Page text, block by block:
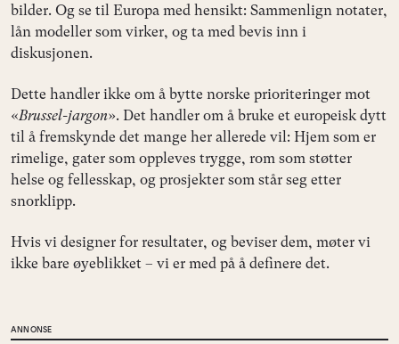
bilder. Og se til Europa med hensikt: Sammenlign notater,
lån modeller som virker, og ta med bevis inn i
diskusjonen.
Dette handler ikke om å bytte norske prioriteringer mot
«Brussel-jargon». Det handler om å bruke et europeisk dytt
til å fremskynde det mange her allerede vil: Hjem som er
rimelige, gater som oppleves trygge, rom som støtter
helse og fellesskap, og prosjekter som står seg etter
snorklipp.
Hvis vi designer for resultater, og beviser dem, møter vi
ikke bare øyeblikket – vi er med på å definere det.
ANNONSE